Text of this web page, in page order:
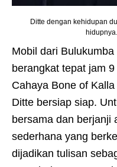
Ditte dengan kehidupan
Mobil dari
berangkat tepat jam
Cahaya Bone of
Ditte bersiap siap.
bersama dan berjanji
sederhana yang
dijadikan tulisan